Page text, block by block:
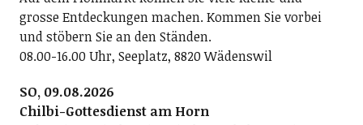
grosse Entdeckungen machen. Kommen Sie vorbei
und stöbern Sie an den Ständen.
08.00-16.00 Uhr, Seeplatz, 8820 Wädenswil
SO, 09.08.2026
Chilbi-Gottesdienst am Horn